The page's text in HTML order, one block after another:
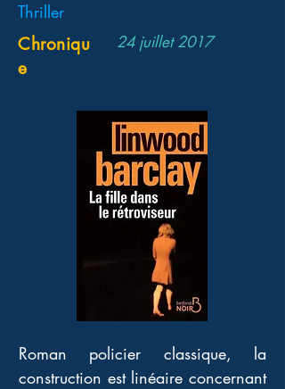
Thriller
Chroniqu
e
24 juillet 2017
Roman policier classique, la
construction est linéaire concernant